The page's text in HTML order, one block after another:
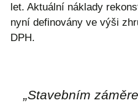
let. Aktuální náklady
nyní definovány ve výši
DPH.
„Stavebním